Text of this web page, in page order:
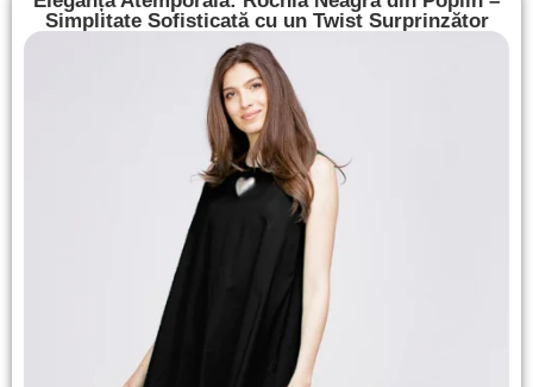
Simplitate Sofisticată cu un Twist Surprinzător